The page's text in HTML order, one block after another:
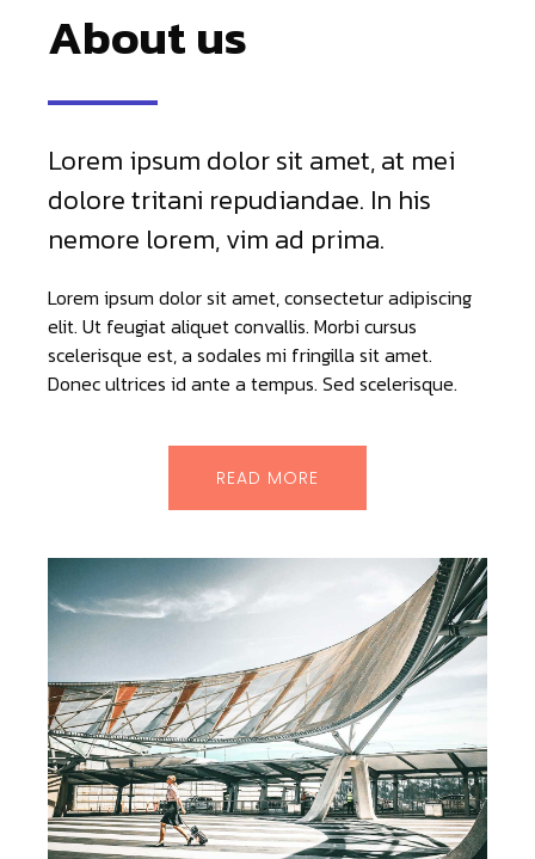
About us
Lorem ipsum dolor sit amet, at mei
dolore tritani repudiandae. In his
nemore lorem, vim ad prima.
Lorem ipsum dolor sit amet, consectetur adipiscing
elit. Ut feugiat aliquet convallis. Morbi cursus
scelerisque est, a sodales mi fringilla sit amet.
Donec ultrices id ante a tempus. Sed scelerisque.
READ MORE